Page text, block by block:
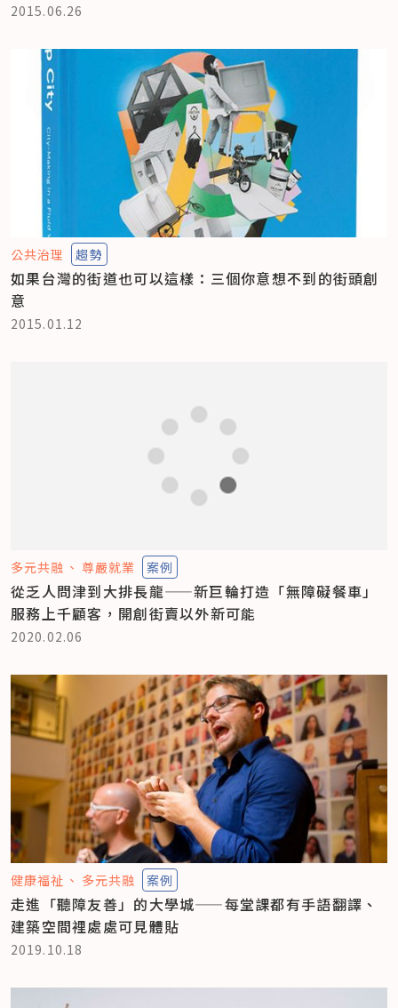
2015.06.26
公共治理 趨勢
如果台灣的街道也可以這樣：三個你意想不到的街頭創
意
2015.01.12
多元共融 尊嚴就業 案例
從乏人問津到大排長龍——新巨輪打造「無障礙餐車」
服務上千顧客，開創街賣以外新可能
2020.02.06
健康福祉 多元共融 案例
走進「聽障友善」的大學城——每堂課都有手語翻譯、
建築空間裡處處可見體貼
2019.10.18